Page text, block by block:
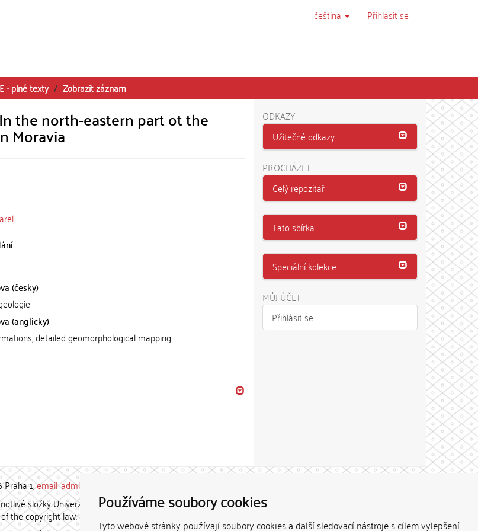
Používáme soubory cookies
Tyto webové stránky používají soubory cookies a další sledovací nástroje s cílem vylepšení
čeština Přihlásit se
- plné texty Zobrazit záznam
the north-eastern part ot the
Moravia
(česky)
(anglicky)
detailed geomorphological mapping
ODKAZY
Užitečné odkazy
PROCHÁZET
Celý repozitář
Tato sbírka
Speciální kolekce
MŮJ ÚČET
Přihlásit se
Praha 1;email: admin-repozitar [at] cuni.cz
složky Univerzity Karlovy. / Each constituent
the copyright law.